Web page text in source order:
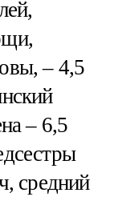
– 4,5
– 6,5
средний